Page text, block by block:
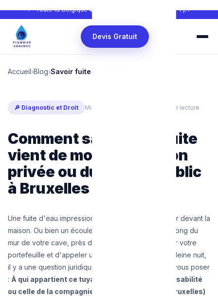
📍 Toute la Belgique📞 🕐 24h/24 — 7j/7
Devis Gratuit
Accueil›Blog›Savoir fuite réseau public ou privée
🔎 Diagnostic et Droit Mis à jour : Mars 2025 ⏱ 6 min de lecture
Comment savoir si la fuite
vient de mon installation
privée ou du réseau public
à Bruxelles ?
Une fuite d'eau impressionnante inonde votre trottoir devant la
maison. Ou bien un écoulement suspect apparaît le long du
mur de votre cave, près du compteur. Avant de sortir votre
portefeuille et d'appeler un artisan en urgence en pleine nuit,
il y a une question juridique et technique cruciale à vous poser
: À qui appartient ce tuyau ? Est-ce votre responsabilité
ou celle de la compagnie des eaux (VIVAQUA à Bruxelles)